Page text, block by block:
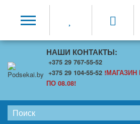
НАШИ КОНТАКТЫ:
+375 29 767-55-52
+375 29 104-55-52 !МАГАЗИН
ПО 08.08!